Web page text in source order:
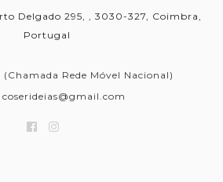
Delgado 295, , 3030-327, Coimbra,
Portugal
(Chamada Rede Móvel Nacional)
coserideias@gmail.com